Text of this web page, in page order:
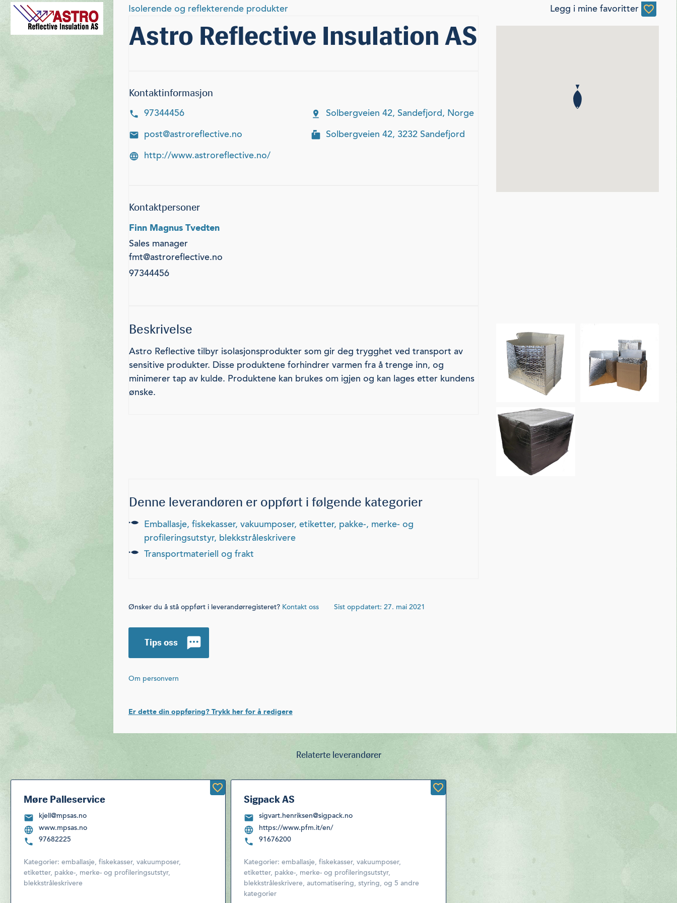
Isolerende og reflekterende produkter Legg i mine favoritter
Astro Reflective Insulation AS
Kontaktinformasjon
97344456
post@astroreflective.no
http://www.astroreflective.no/
Solbergveien 42, Sandefjord, Norge
Solbergveien 42, 3232 Sandefjord
Kontaktpersoner
Finn Magnus Tvedten
Sales manager
fmt@astroreflective.no
97344456
Beskrivelse
Astro Reflective tilbyr isolasjonsprodukter som gir deg trygghet ved transport av
sensitive produkter. Disse produktene forhindrer varmen fra å trenge inn, og
minimerer tap av kulde. Produktene kan brukes om igjen og kan lages etter kundens
ønske.
Denne leverandøren er oppført i følgende kategorier
emballasje, fiskekasser, vakuumposer, etiketter, pakke-, merke- og
profileringsutstyr, blekkstråleskrivere
transportmateriell og frakt
Ønsker du å stå oppført i leverandørregisteret? Kontakt oss Sist oppdatert: 27. mai 2021
Tips oss
Om personvern
Er dette din oppføring? Trykk her for å redigere
Relaterte leverandører
Møre Palleservice
kjell@mpsas.no
www.mpsas.no
97682225
Kategorier: emballasje, fiskekasser, vakuumposer,
etiketter, pakke-, merke- og profileringsutstyr,
blekkstråleskrivere
Sigpack AS
sigvart.henriksen@sigpack.no
https://www.pfm.it/en/
91676200
Kategorier:emballasje, fiskekasser, vakuumposer,
etiketter, pakke-, merke- og profileringsutstyr,
blekkstråleskrivere,automatisering, styring,og 5 andre
kategorier